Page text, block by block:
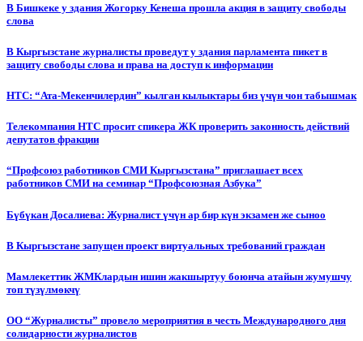
В Бишкеке у здания Жогорку Кенеша прошла акция в защиту свободы
слова
В Кыргызстане журналисты проведут у здания парламента пикет в
защиту свободы слова и права на доступ к информации
НТС: “Ата-Мекенчилердин” кылган кылыктары биз үчүн чон табышмак
Телекомпания НТС просит спикера ЖК проверить законность действий
депутатов фракции
“Профсоюз работников СМИ Кыргызстана” приглашает всех
работников СМИ на семинар “Профсоюзная Азбука”
Бүбүкан Досалиева: Журналист үчүн ар бир күн экзамен же сыноо
В Кыргызстане запущен проект виртуальных требований граждан
Мамлекеттик ЖМКлардын ишин жакшыртуу боюнча атайын жумушчу
топ түзүлмөкчү
ОО “Журналисты” провело мероприятия в честь Международного дня
солидарности журналистов